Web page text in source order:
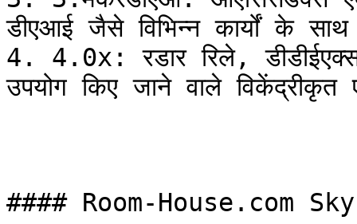
डीएआई जैसे विभिन्न कार्यों के
4. 4.0x: रडार रिले,
उपयोग किए जाने वाले विकेंद्रीकृत